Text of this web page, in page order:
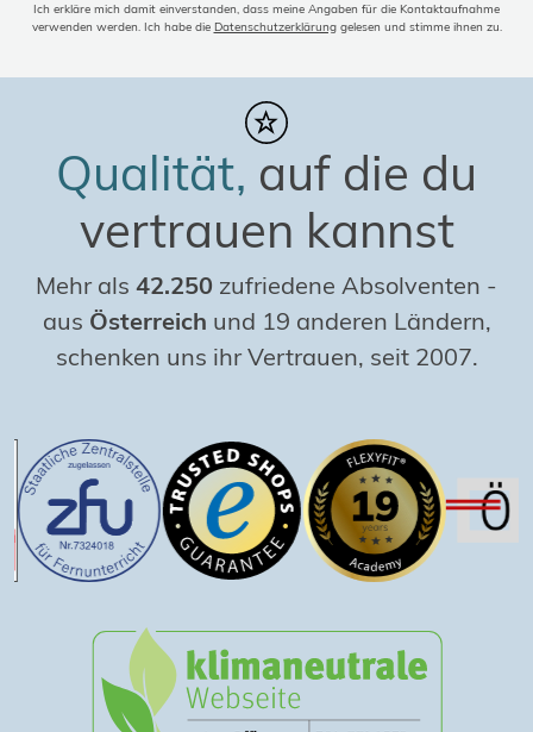
Ich erkläre mich damit einverstanden, dass meine Angaben für die Kontaktaufnahme
verwenden werden. Ich habe die Datenschutzerklärunggelesen und stimme ihnen zu.
Qualität, auf die du
vertrauen kannst
Mehr als 42.250 zufriedene Absolventen -
aus Österreich und 19 anderen Ländern,
schenken uns ihr Vertrauen, seit 2007.